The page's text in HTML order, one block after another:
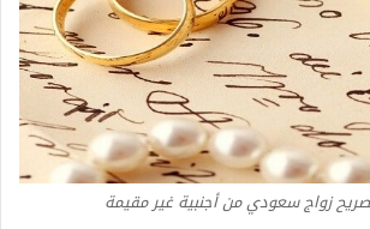
زواج سعودي من أجنبية غير مقيمة